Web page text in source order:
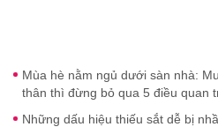
Mùa hè nằm ngủ dưới sàn nhà:
thân thì đừng bỏ qua 5 điều quan
Những dấu hiệu thiếu sắt dễ bị